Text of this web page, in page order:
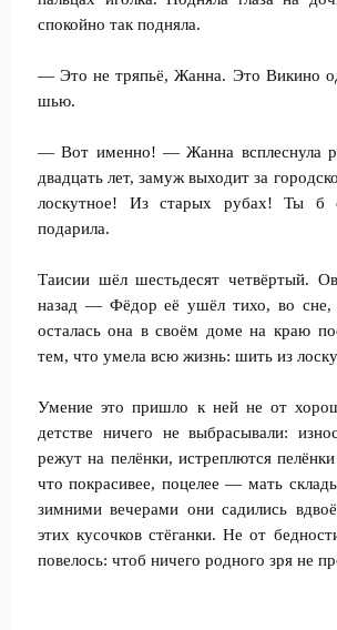
спокойно так подняла.
— Это не тряпьё, Жанна. Это Викино
шью.
— Вот именно! — Жанна всплеснула
двадцать лет, замуж выходит за
лоскутное! Из старых рубах! Ты б
подарила.
Таисии шёл шестьдесят четвёртый.
назад — Фёдор её ушёл тихо, во
осталась она в своём доме на краю
тем, что умела всю жизнь: шить из
Умение это пришло к ней не от
детстве ничего не выбрасывали:
режут на пелёнки, истреплются
что покрасивее, поцелее — мать
зимними вечерами они садились
этих кусочков стёганки. Не от
повелось: чтоб ничего родного зря не